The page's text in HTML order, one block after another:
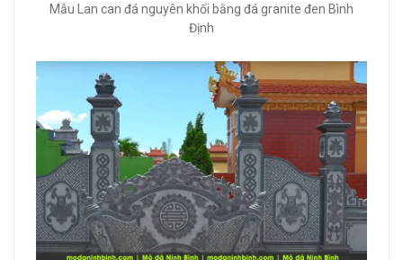
Mẫu Lan can đá nguyên khối bằng đá granite đen Bình
Định